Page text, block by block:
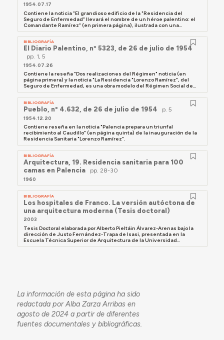
1954.07.17
Contiene la noticia "El grandioso edificio de la "Residencia del
Seguro de Enfermedad" llevará el nombre de un héroe palentino: el
Comandante Ramírez" (en primera página), ilustrada con una...
BIBLIOGRAFÍA
El Diario Palentino, nº 5323, de 26 de julio de 1954
pp. 1, 5
1954.07.26
Contiene la reseña "Dos realizaciones del Régimen" noticia (en
página primera) y la noticia "La Residencia "Lorenzo Ramírez", del
Seguro de Enfermedad, es una obra modelo del Régimen Social de...
BIBLIOGRAFÍA
Pueblo, nº 4.632, de 26 de julio de 1954 p. 5
1954.12.20
Contiene reseña en la noticia "Palencia prepara un triunfal
recibimiento al Caudillo" (en página quinta) de la inauguración de la
Residencia Sanitaria "Lorenzo Ramírez".
BIBLIOGRAFÍA
Arquitectura, 19. Residencia sanitaria para 100
camas en Palencia
pp. 28-30
1960
BIBLIOGRAFÍA
Los hospitales de Franco. La versión autóctona de
una arquitectura moderna (Tesis doctoral)
2003
Tesis Doctoral elaborada por Alberto Pieltáin Álvarez-Arenas bajo la
dirección de Justo Fernández-Trapa de Isasi, presentada en la
Escuela Técnica Superior de Arquitectura de la Universidad...
La información de esta página ha sido
redactada por Alba Zarza Arribas en
agosto de 2024 a partir de diferentes
fuentes documentales y bibliográficas.